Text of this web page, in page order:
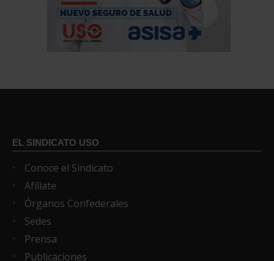
EL SINDICATO USO
Conoce el Sindicato
Afíliate
Órganos Confederales
Sedes
Prensa
Publicaciones